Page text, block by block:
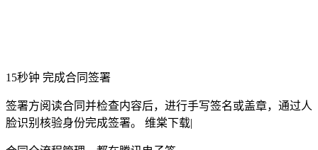
15秒钟 完成合同签署
签署方阅读合同并检查内容后，进行手写签名或盖章，通过人
脸识别核验身份完成签署。 维棠下载|